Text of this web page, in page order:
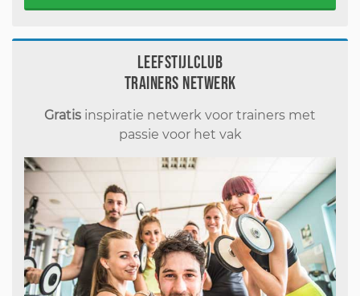
Leefstijlclub
Trainers Netwerk
Gratis inspiratie netwerk voor trainers met
passie voor het vak